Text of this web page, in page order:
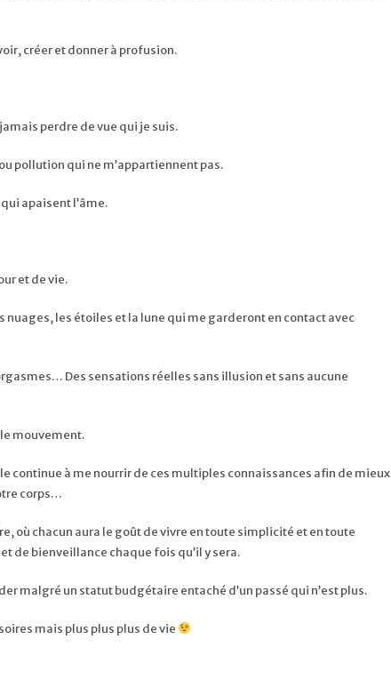
créer et donner à profusion.
perdre de vue qui je suis.
pollution qui ne m’appartiennent pas.
apaisent l’âme.
et de vie.
nuages, les étoiles et la lune qui me garderont en contact avec
Des sensations réelles sans illusion et sans aucune
mouvement.
continue à me nourrir de ces multiples connaissances afin de mieux
corps…
où chacun aura le goût de vivre en toute simplicité et en toute
de bienveillance chaque fois qu’il y sera.
malgré un statut budgétaire entaché d’un passé qui n’est plus.
mais plus plus plus de vie